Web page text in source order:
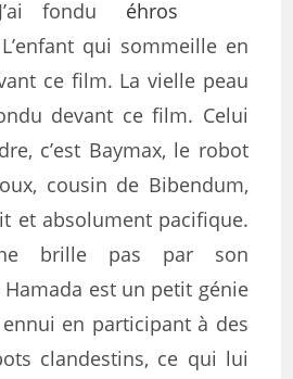
fondu
qui sommeille en
ce film. La vielle peau
devant ce film. Celui
c’est Baymax, le robot
cousin de Bibendum,
et absolument pacifique.
brille pas par son
est un petit génie
en participant à des
clandestins, ce qui lui